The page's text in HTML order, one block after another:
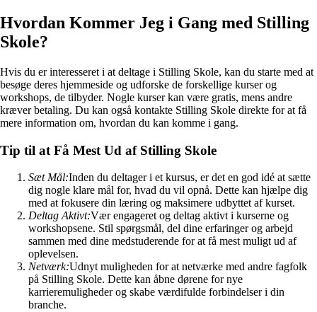
Hvordan Kommer Jeg i Gang med Stilling
Skole?
Hvis du er interesseret i at deltage i Stilling Skole, kan du starte med at
besøge deres hjemmeside og udforske de forskellige kurser og
workshops, de tilbyder. Nogle kurser kan være gratis, mens andre
kræver betaling. Du kan også kontakte Stilling Skole direkte for at få
mere information om, hvordan du kan komme i gang.
Tip til at Få Mest Ud af Stilling Skole
Sæt Mål:Inden du deltager i et kursus, er det en god idé at sætte
dig nogle klare mål for, hvad du vil opnå. Dette kan hjælpe dig
med at fokusere din læring og maksimere udbyttet af kurset.
Deltag Aktivt:Vær engageret og deltag aktivt i kurserne og
workshopsene. Stil spørgsmål, del dine erfaringer og arbejd
sammen med dine medstuderende for at få mest muligt ud af
oplevelsen.
Netværk:Udnyt muligheden for at netværke med andre fagfolk
på Stilling Skole. Dette kan åbne dørene for nye
karrieremuligheder og skabe værdifulde forbindelser i din
branche.